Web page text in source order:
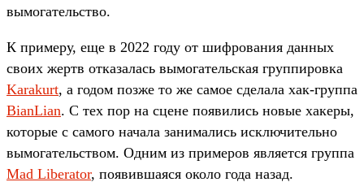
вымогательство.
К примеру, еще в 2022 году от шифрования данных
своих жертв отказалась вымогательская группировка
Karakurt, а годом позже то же самое сделала хак-группа
BianLian. С тех пор на сцене появились новые хакеры,
которые с самого начала занимались исключительно
вымогательством. Одним из примеров является группа
Mad Liberator, появившаяся около года назад.